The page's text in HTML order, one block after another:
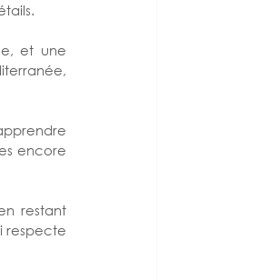
et une
encore
restant
respecte